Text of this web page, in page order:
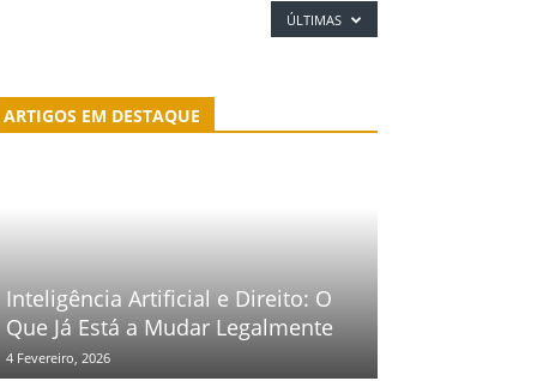
ÚLTIMAS
ARTIGOS EM DESTAQUE
Inteligência Artificial e Direito: O
Que Já Está a Mudar Legalmente
4 Fevereiro, 2026